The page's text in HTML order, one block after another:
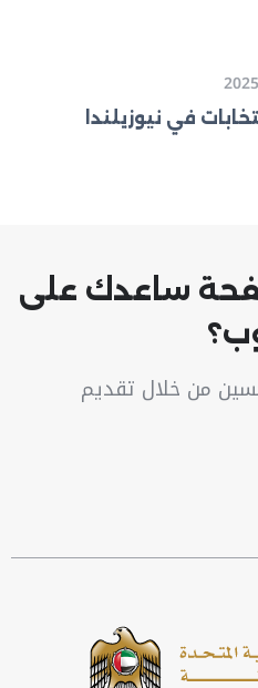
في نيوزيلندا
ساعدك على
من خلال تقديم